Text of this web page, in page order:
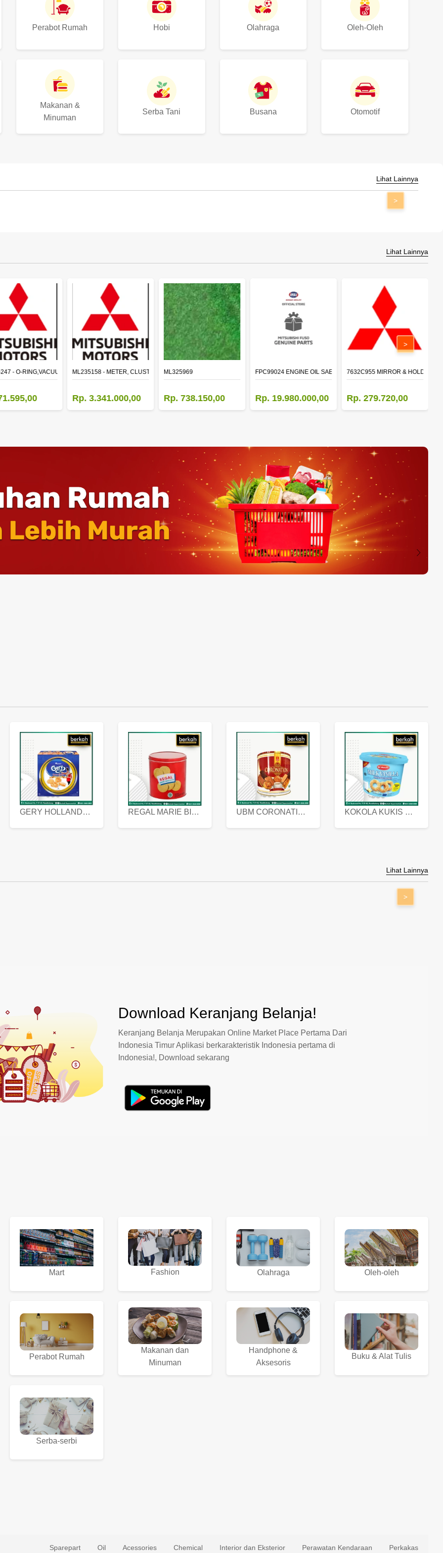
Perabot Rumah Hobi Olahraga Oleh-Oleh
Makanan &
Minuman
Serba Tani Busana Otomotif
Lihat Lainnya
>
Lihat Lainnya
- O-RING,VACUUM PUMPML235158 - METER, CLUSTER CANTER
Rp. 3.341.000,00
ML325969
Rp. 738.150,00
FPC99024 ENGINE OIL SAE 15W-40 API CI-4 (200L)
Rp. 19.980.000,00
7632C955 MIRROR &
Rp. 279.720,00
>
GERY HOLLANDA BUTTER COOKIES 450 GRAM REGAL MARIE BISCUIT KALENG 550 GRAM UBM CORONATION ASSORTED BISKUIT KALENG 450 GRAM KOKOLA KUKIS HYGIENIC MILK VANILLA PACK 320 GR
Lihat Lainnya
>
Download Keranjang Belanja!
Keranjang Belanja Merupakan Online Market Place Pertama Dari
Indonesia Timur Aplikasi berkarakteristik Indonesia pertama di
Indonesia!, Download sekarang
Mart Fashion Olahraga Oleh-oleh
Perabot Rumah
Makanan dan
Minuman
Handphone &
Aksesoris
Buku & Alat Tulis
Serba-serbi
Sparepart Oil Acessories Chemical Interior dan Eksterior Perawatan Kendaraan Perkakas